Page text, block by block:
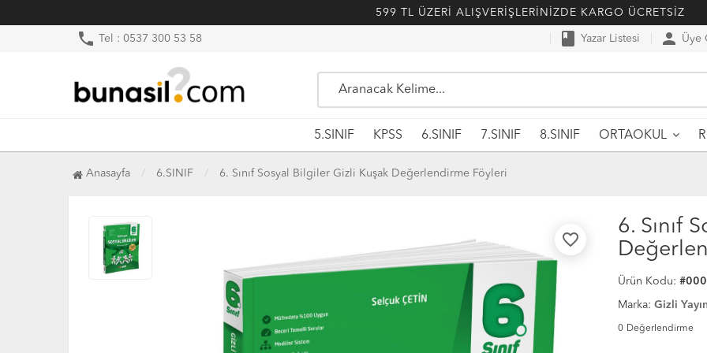
599 TL ÜZERİ ALIŞVERİŞLERİNİZDE KARGO ÜCRETSİZ
phone Tel : 0537 300 53 58 book Yazar Listesi person Üye
5.SINIF KPSS 6.SINIF 7.SINIF 8.SINIF ORTAOKUL
Anasayfa 6.SINIF 6. Sınıf Sosyal Bilgiler Gizli Kuşak Değerlendirme Föyleri
favorite_border
6. Sınıf
Ürün Kodu:
Marka: Gizli
0 Değerlendirme